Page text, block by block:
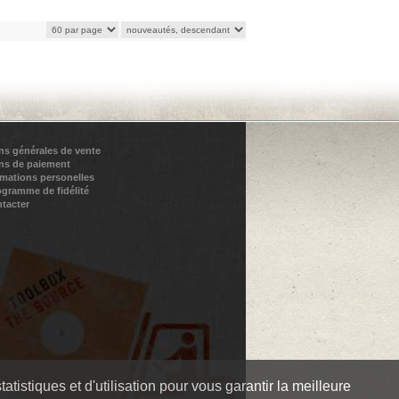
générales de vente
de paiement
personelles
de fidélité
et d'utilisation pour vous garantir la meilleure